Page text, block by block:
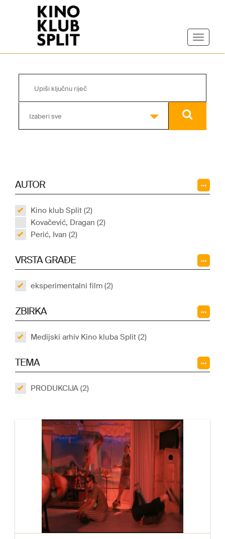
Izaberi sve
AUTOR
Kino klub Split (2)
Kovačević, Dragan (2)
Perić, Ivan (2)
VRSTA GRAĐE
eksperimentalni film (2)
ZBIRKA
Medijski arhiv Kino kluba Split (2)
TEMA
PRODUKCIJA (2)